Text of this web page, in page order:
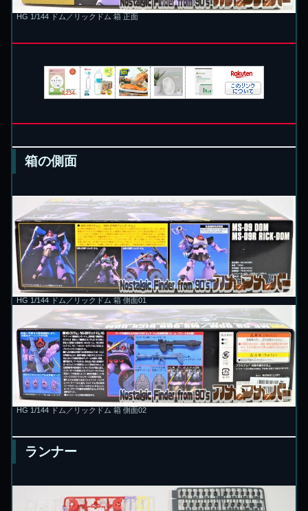
HG 1/144 ドム／リックドム 箱 正面
箱の側面
HG 1/144 ドム／リックドム 箱 側面01
HG 1/144 ドム／リックドム 箱 側面02
ランナー